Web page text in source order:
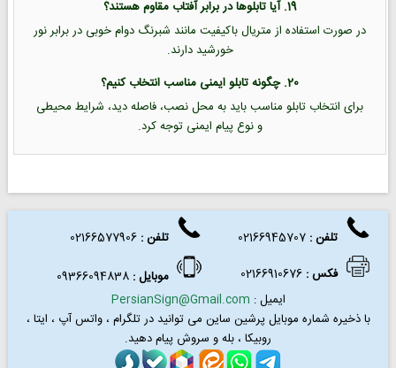
19. آیا تابلوها در برابر آفتاب مقاوم هستند؟
در صورت استفاده از متریال باکیفیت مانند شبرنگ دوام خوبی در برابر نور
خورشید دارند.
20. چگونه تابلو ایمنی مناسب انتخاب کنیم؟
برای انتخاب تابلو مناسب باید به محل نصب، فاصله دید، شرایط محیطی
و نوع پیام ایمنی توجه کرد.
تلفن : تلفن:
02166577906
فکس:
02166910676 موبایل :
ایمیل : PersianSign@Gmail.com
با ذخیره شماره موبایل پرشین ساین می توانید درتلگرام ، واتس آپ ، ایتا ،
روبیکا ، بله و سروش پیام دهید.